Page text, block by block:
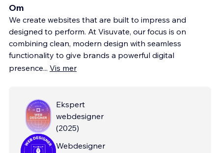
Om
We create websites that are built to impress and
designed to perform. At Visuvate, our focus is on
combining clean, modern design with seamless
functionality to give brands a powerful digital
presence... Vis mer
Ekspert
webdesigner
(2025)
Webdesigner